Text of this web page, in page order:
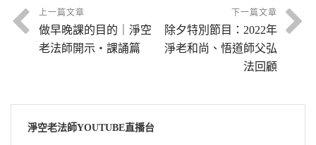
上一篇文章
做早晚課的目的｜淨空
老法師開示・課誦篇
下一篇文章
除夕特別節目：2022年
淨老和尚、悟道師父弘
法回顧
淨空老法師YOUTUBE直播台